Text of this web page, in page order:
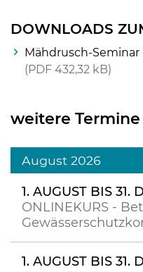
DOWNLOADS
Mähdrusch-Seminar
PDF 432,32 kB
weitere Termine
August 2026
1. AUGUST BIS 31.
ONLINEKURS -
1. AUGUST BIS 31.